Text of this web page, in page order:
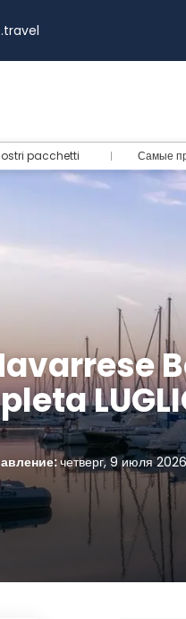
pacchetti Самые
четверг, 9 июля